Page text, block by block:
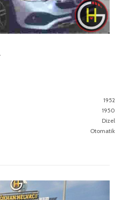
1952
1950
Dizel
Otomatik